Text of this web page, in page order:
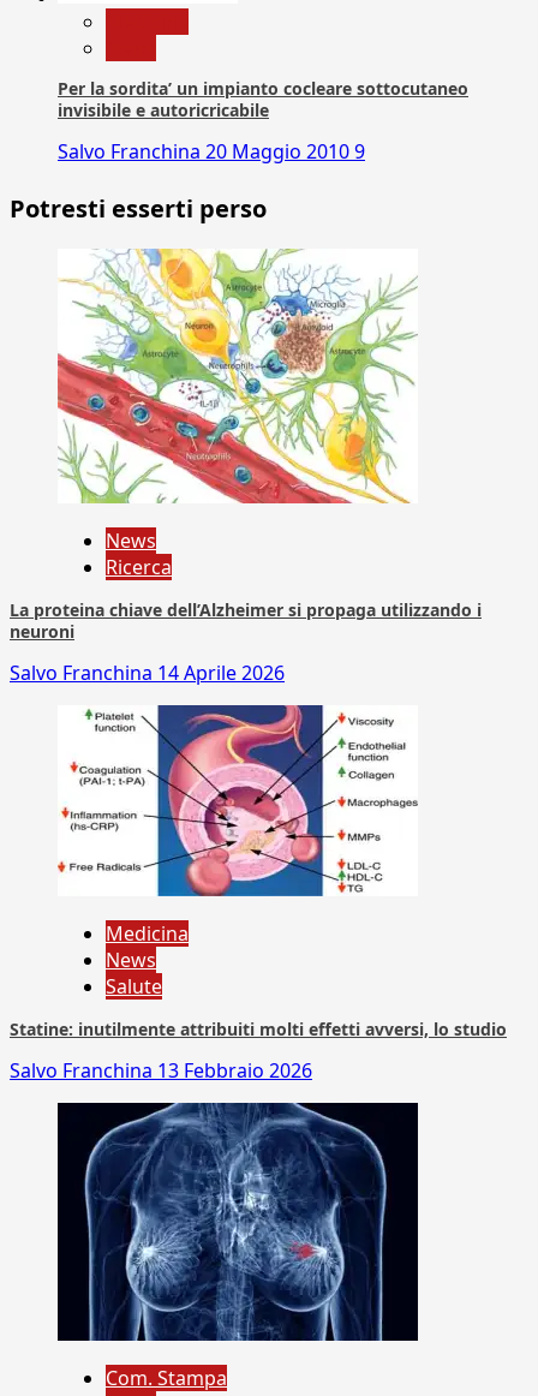
Per la sordita’ un impianto cocleare sottocutaneo
invisibile e autoricricabile
Salvo Franchina 20 Maggio 20109
Potresti esserti perso
News
Ricerca
La proteina chiave dell’Alzheimer si propaga utilizzando i
neuroni
Salvo Franchina 14 Aprile 2026
Medicina
News
Salute
Statine: inutilmente attribuiti molti effetti avversi, lo studio
Salvo Franchina 13 Febbraio 2026
Com. Stampa